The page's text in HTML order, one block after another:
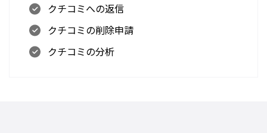
クチコミへの返信
クチコミの削除申請
クチコミの分析